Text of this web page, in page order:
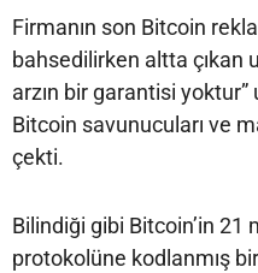
Firmanın son Bitcoin
bahsedilirken altta çıkan
arzın bir garantisi yoktur”
Bitcoin savunucuları ve
çekti.
Bilindiği gibi Bitcoin’in 21
protokolüne kodlanmış